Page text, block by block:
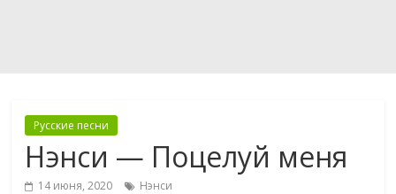
Русские песни
Нэнси — Поцелуй меня
14 июня, 2020 Нэнси